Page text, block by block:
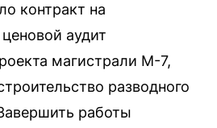
контракт на
аудит
магистрали М-7,
разводного
работы